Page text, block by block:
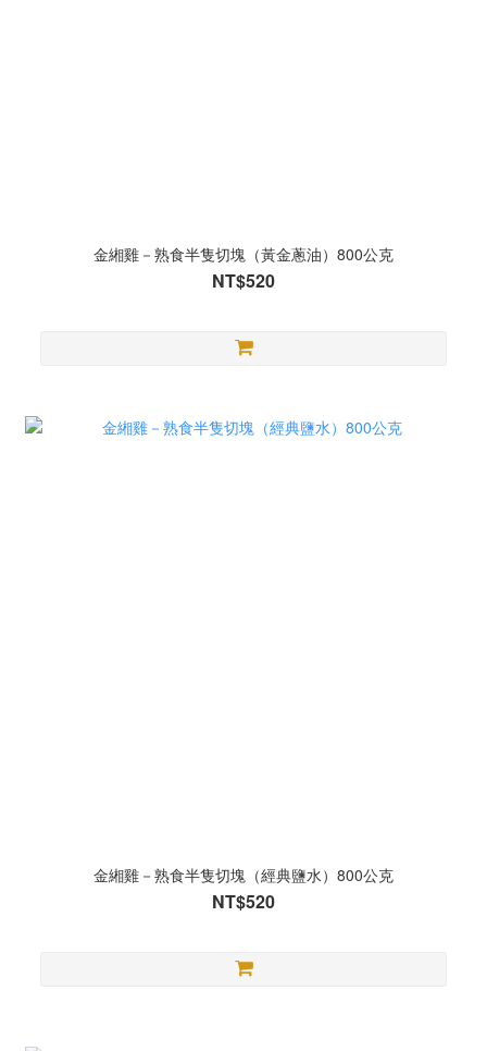
金緗雞－熟食半隻切塊（黃金蔥油）800公克
NT$520
金緗雞－熟食半隻切塊（經典鹽水）800公克
NT$520